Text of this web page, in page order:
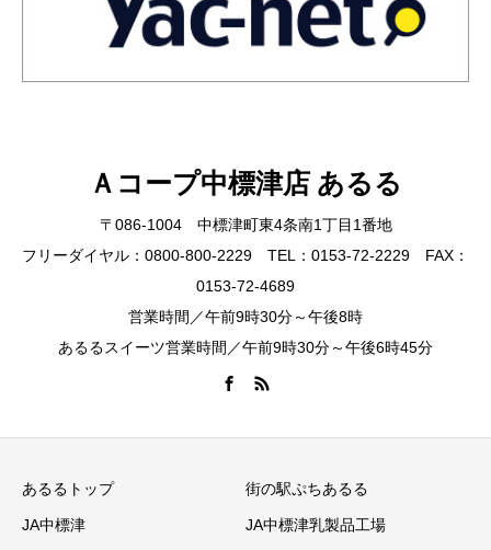
Ａコープ中標津店 あるる
〒086-1004 中標津町東4条南1丁目1番地
フリーダイヤル：0800-800-2229 TEL：0153-72-2229 FAX：
0153-72-4689
営業時間／午前9時30分～午後8時
あるるスイーツ営業時間／午前9時30分～午後6時45分
あるるトップ 街の駅ぷちあるる
JA中標津 JA中標津乳製品工場